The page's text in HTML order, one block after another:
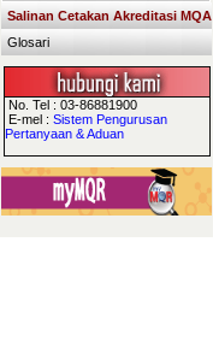
Salinan Cetakan Akreditasi MQA
Glosari
No. Tel : 03-86881900
E-mel : Sistem Pengurusan
Pertanyaan & Aduan